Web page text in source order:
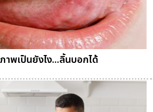
าพเป็นยังไง...ลิ้นบอกได้